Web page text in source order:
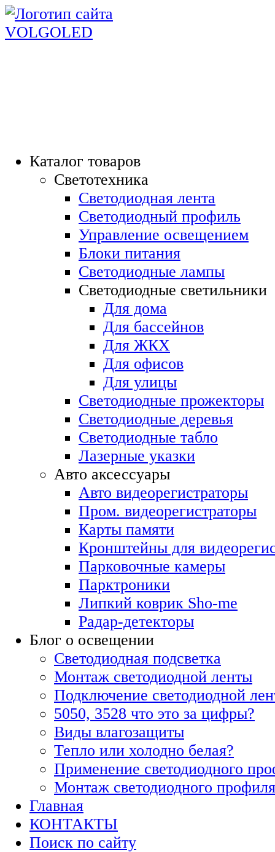
Каталог товаров
Светотехника
Светодиодная лента
Светодиодный профиль
Управление освещением
Блоки питания
Светодиодные лампы
Светодиодные светильники
Для дома
Для бассейнов
Для ЖКХ
Для офисов
Для улицы
Светодиодные прожекторы
Светодиодные деревья
Светодиодные табло
Лазерные указки
Авто аксессуары
Авто видеорегистраторы
Пром. видеорегистраторы
Карты памяти
Кронштейны для
Парковочные камеры
Парктроники
Липкий коврик Sho-me
Радар-детекторы
Блог о освещении
Светодиодная подсветка
Монтаж светодиодной ленты
Подключение светодиодной
5050, 3528 что это за цифры?
Виды влагозащиты
Тепло или холодно белая?
Применение светодиодного
Монтаж светодиодного профиля
Главная
КОНТАКТЫ
Поиск по сайту